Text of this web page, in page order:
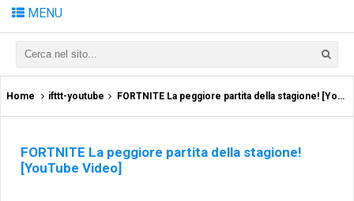
MENU
Home ifttt-youtube FORTNITE La peggiore partita della stagione! [YouTube Video]
FORTNITE La peggiore partita della stagione!
[YouTube Video]